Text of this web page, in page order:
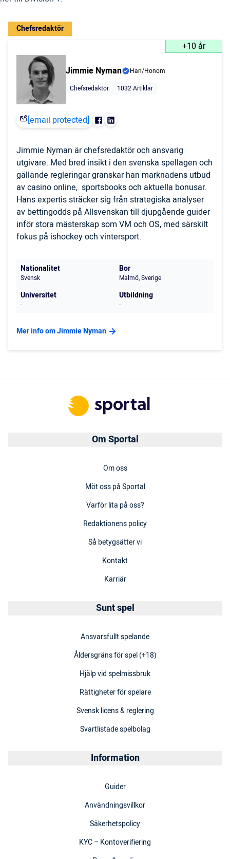
Chefsredaktör
+10 år
Jimmie Nyman
Han/Honom
Chefsredaktör
1032 Artiklar
[email protected]
Jimmie Nyman är chefsredaktör och ansvarig
utgivare. Med bred insikt i den svenska spellagen och
gällande regleringar granskar han marknadens utbud
av casino online, sportsbooks och aktuella bonusar.
Hans expertis sträcker sig från strategiska analyser
av bettingodds på Allsvenskan till djupgående guider
inför stora mästerskap som VM och OS, med särskilt
fokus på ishockey och vintersport.
Nationalitet
Svensk
Bor
Malmö, Sverige
Universitet
-
Utbildning
-
Mer info om Jimmie Nyman
Om Sportal
Om oss
Möt oss på Sportal
Varför lita på oss?
Redaktionens policy
Så betygsätter vi
Kontakt
Karriär
Sunt spel
Ansvarsfullt spelande
Åldersgräns för spel (+18)
Hjälp vid spelmissbruk
Rättigheter för spelare
Svensk licens & reglering
Svartlistade spelbolag
Information
Guider
Användningsvillkor
Säkerhetspolicy
KYC – Kontoverifiering